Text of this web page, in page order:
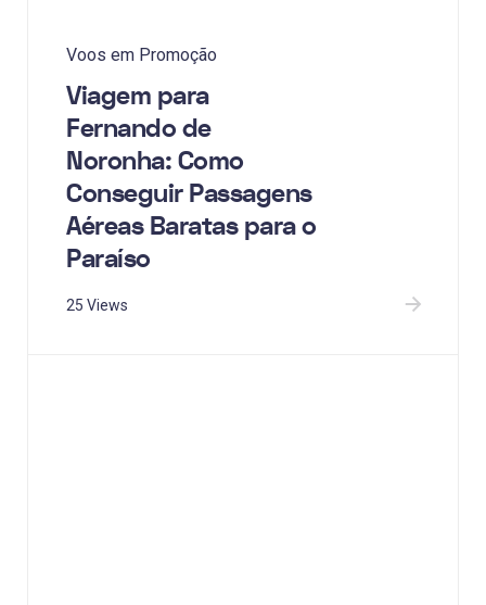
Voos em Promoção
Viagem para
Fernando de
Noronha: Como
Conseguir Passagens
Aéreas Baratas para o
Paraíso
25 Views